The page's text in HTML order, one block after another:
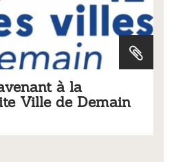
Tarifs 2026 des services
municipaux